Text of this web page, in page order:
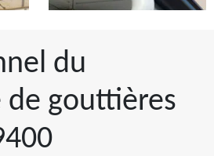
du
de gouttières